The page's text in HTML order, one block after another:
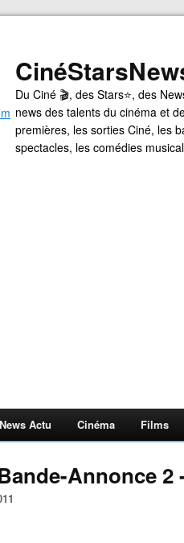
Du Ciné 🎬, des Stars⭐, des
news des talents du cinéma et
premières, les sorties Ciné, les
spectacles, les comédies
News Actu Cinéma Films
Annonce 2